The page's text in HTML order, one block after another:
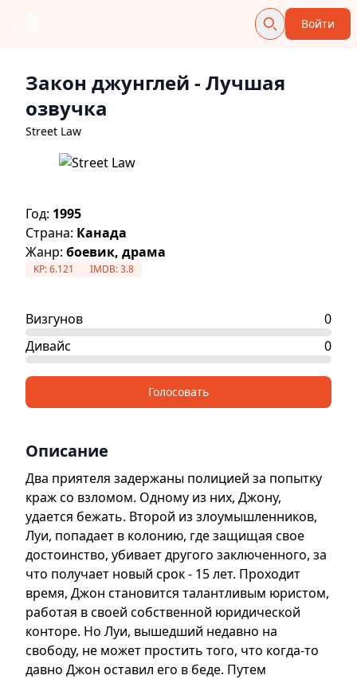
Войти
Закон джунглей - Лучшая
озвучка
Street Law
Год: 1995
Страна: Канада
Жанр: боевик, драма
KP:6.121 IMDB:3.8
Визгунов
0
Дивайс
0
Голосовать
Описание
Два приятеля задержаны полицией за попытку
краж со взломом. Одному из них, Джону,
удается бежать. Второй из злоумышленников,
Луи, попадает в колонию, где защищая свое
достоинство, убивает другого заключенного, за
что получает новый срок - 15 лет. Проходит
время, Джон становится талантливым юристом,
работая в своей собственной юридической
конторе. Но Луи, вышедший недавно на
свободу, не может простить того, что когда-то
давно Джон оставил его в беде. Путем